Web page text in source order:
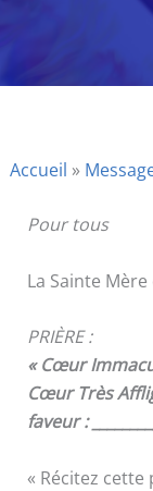
Accueil »
Pour tous
La Sainte Mère
PRIÈRE :
« Cœur
Cœur Très
faveur :
« Récitez cette